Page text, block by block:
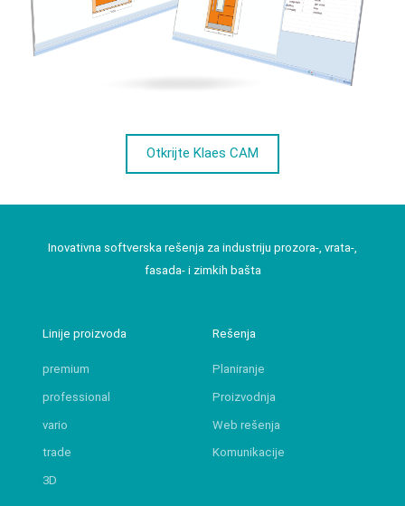
Otkrijte Klaes CAM
Inovativna softverska rešenja za industriju prozora-, vrata-,
fasada- i zimkih bašta
Linije proizvoda
premium
professional
vario
trade
3D
Rešenja
Planiranje
Proizvodnja
Web rešenja
Komunikacije